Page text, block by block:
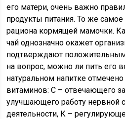
его матери, очень важно
продукты питания. То же самое
рациона кормящей мамочки.
чай однозначно окажет
подтверждают
на вопрос, можно ли пить его
натуральном напитке
витаминов: С – отвечающего
улучшающего работу нервной
деятельности, К –